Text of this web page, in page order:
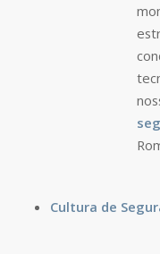
Cultura de